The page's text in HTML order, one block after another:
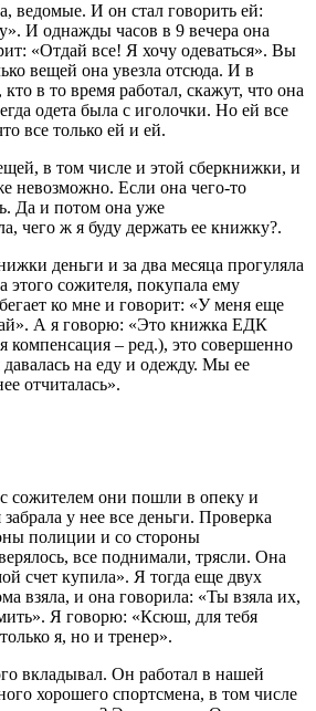
ведомые. И он стал говорить ей:
И однажды часов в 9 вечера она
«Отдай все! Я хочу одеваться». Вы
вещей она увезла отсюда. И в
в то время работал, скажут, что она
одета была с иголочки. Но ей все
все только ей и ей.
в том числе и этой сберкнижки, и
невозможно. Если она чего-то
Да и потом она уже
чего ж я буду держать ее книжку?.
деньги и за два месяца прогуляла
этого сожителя, покупала ему
ко мне и говорит: «У меня еще
А я говорю: «Это книжка ЕДК
компенсация – ред.), это совершенно
на еду и одежду. Мы ее
отчиталась».
с сожителем они пошли в опеку и
у нее все деньги. Проверка
полиции и со стороны
все поднимали, трясли. Она
счет купила». Я тогда еще двух
взяла, и она говорила: «Ты взяла их,
Я говорю: «Ксюш, для тебя
я, но и тренер».
вкладывал. Он работал в нашей
хорошего спортсмена, в том числе